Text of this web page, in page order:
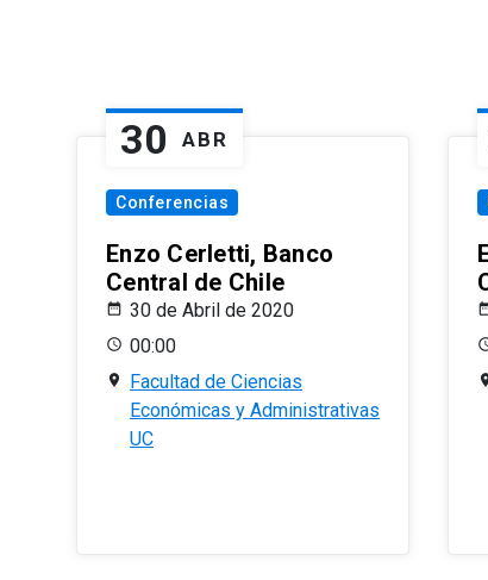
30 ABR
Conferencias
Enzo Cerletti, Banco
Central de Chile
30 de Abril de 2020
00:00
Facultad de Ciencias
Económicas y Administrativas
UC